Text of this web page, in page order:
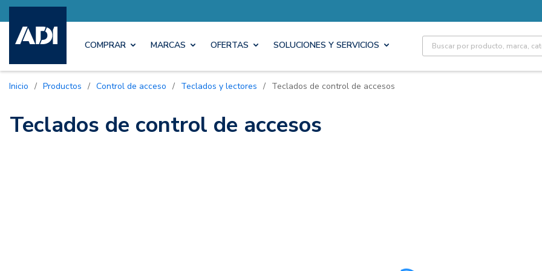
COMPRAR MARCAS OFERTAS SOLUCIONES Y SERVICIOS Site Search
Inicio / Productos / Control de acceso / Teclados y lectores / Teclados de control de accesos
Teclados de control de accesos